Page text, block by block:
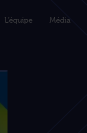
L’équipe Média